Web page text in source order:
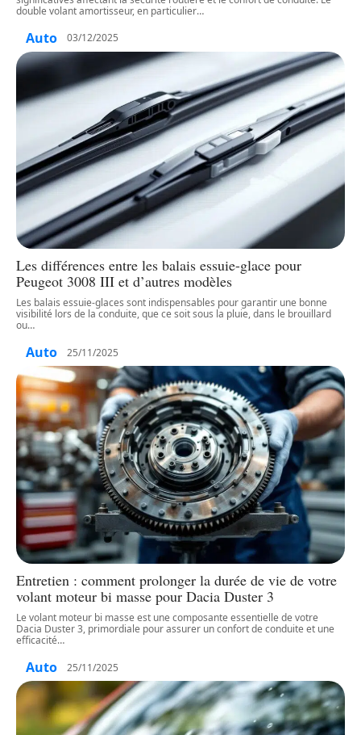
double volant amortisseur, en particulier…
Auto 03/12/2025
Les différences entre les balais essuie-glace pour
Peugeot 3008 III et d’autres modèles
Les balais essuie-glaces sont indispensables pour garantir une bonne
visibilité lors de la conduite, que ce soit sous la pluie, dans le brouillard
ou…
Auto 25/11/2025
Entretien : comment prolonger la durée de vie de votre
volant moteur bi masse pour Dacia Duster 3
Le volant moteur bi masse est une composante essentielle de votre
Dacia Duster 3, primordiale pour assurer un confort de conduite et une
efficacité…
Auto 25/11/2025